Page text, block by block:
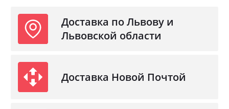
Доставка по Львову и
Львовской области
Доставка Новой Почтой